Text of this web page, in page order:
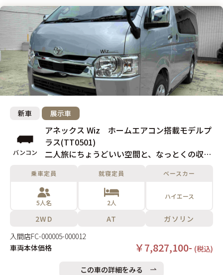
新車 展示車
バンコン
アネックス Wiz ホームエアコン搭載モデルプ
ラス(TT0501)
二人旅にちょうどいい空間と、なっとくの収納
乗車定員
5人名
就寝定員
2人
ベースカー
ハイエース
2WD AT
ガソリン
入間店FC-000005-000012
車両本体価格
￥7,827,100- (税込)
この車の詳細をみる